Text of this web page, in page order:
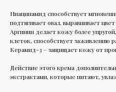
Ниацинамид способствует
подтягивает овал, выравнивает
Аргинин делает кожу более
клеток, способствует заживлению
Керамид-3 – защищает кожу от
Действие этого крема
экстрактами, которые питают,